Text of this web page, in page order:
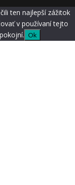
ten najlepší zážitok
v používaní tejto
Ok